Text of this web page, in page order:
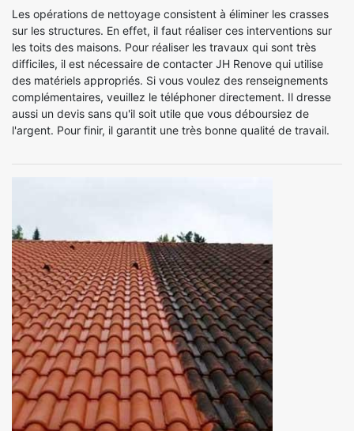
Les opérations de nettoyage consistent à éliminer les crasses
sur les structures. En effet, il faut réaliser ces interventions sur
les toits des maisons. Pour réaliser les travaux qui sont très
difficiles, il est nécessaire de contacter JH Renove qui utilise
des matériels appropriés. Si vous voulez des renseignements
complémentaires, veuillez le téléphoner directement. Il dresse
aussi un devis sans qu'il soit utile que vous déboursiez de
l'argent. Pour finir, il garantit une très bonne qualité de travail.